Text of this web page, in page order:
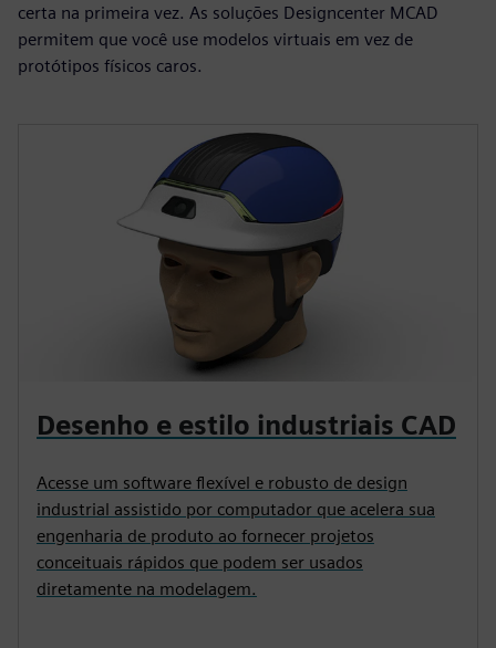
certa na primeira vez. As soluções Designcenter MCAD
permitem que você use modelos virtuais em vez de
protótipos físicos caros.
Desenho e estilo industriais CAD
Acesse um software flexível e robusto de design
industrial assistido por computador que acelera sua
engenharia de produto ao fornecer projetos
conceituais rápidos que podem ser usados
diretamente na modelagem.